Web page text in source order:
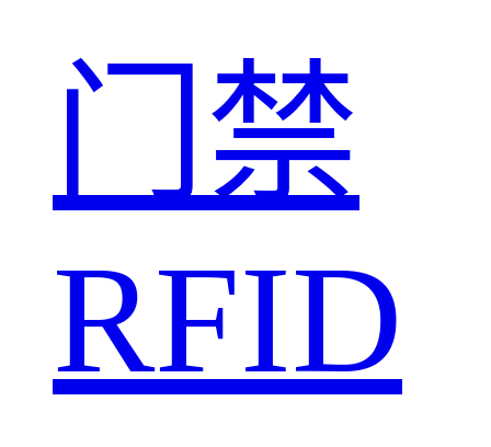
门禁
RFID